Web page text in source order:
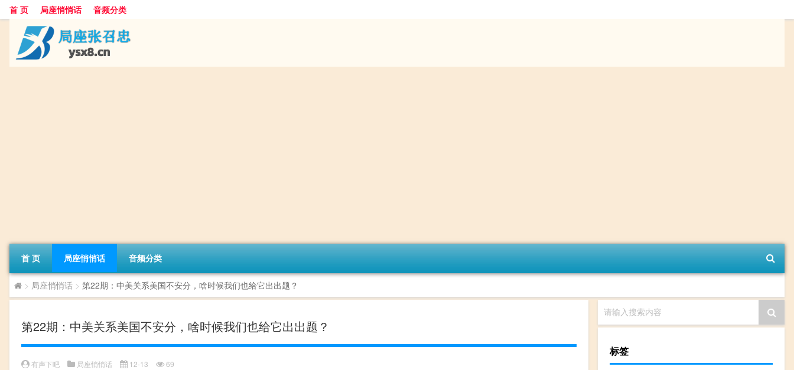
首 页 局座悄悄话 音频分类
首 页 局座悄悄话 音频分类
> 局座悄悄话 > 第22期：中美关系美国不安分，啥时候我们也给它出出题？
第22期：中美关系美国不安分，啥时候我们也给它出出题？
有声下吧 局座悄悄话 12-13 69
请输入搜索内容
标签